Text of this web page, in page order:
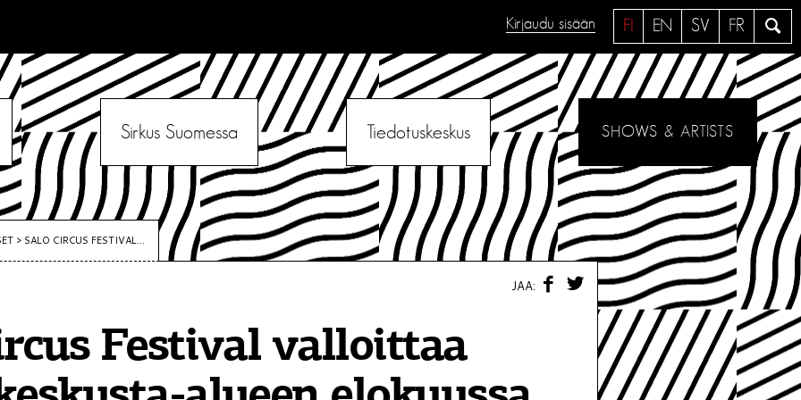
a
e
FI EN SV FR
Kirjaudu sisään
Sirkus Suomessa Tiedotuskeskus SHOWS & ARTISTS
> SALO CIRCUS FESTIVAL...
Festival valloittaa
JAA:
F
W